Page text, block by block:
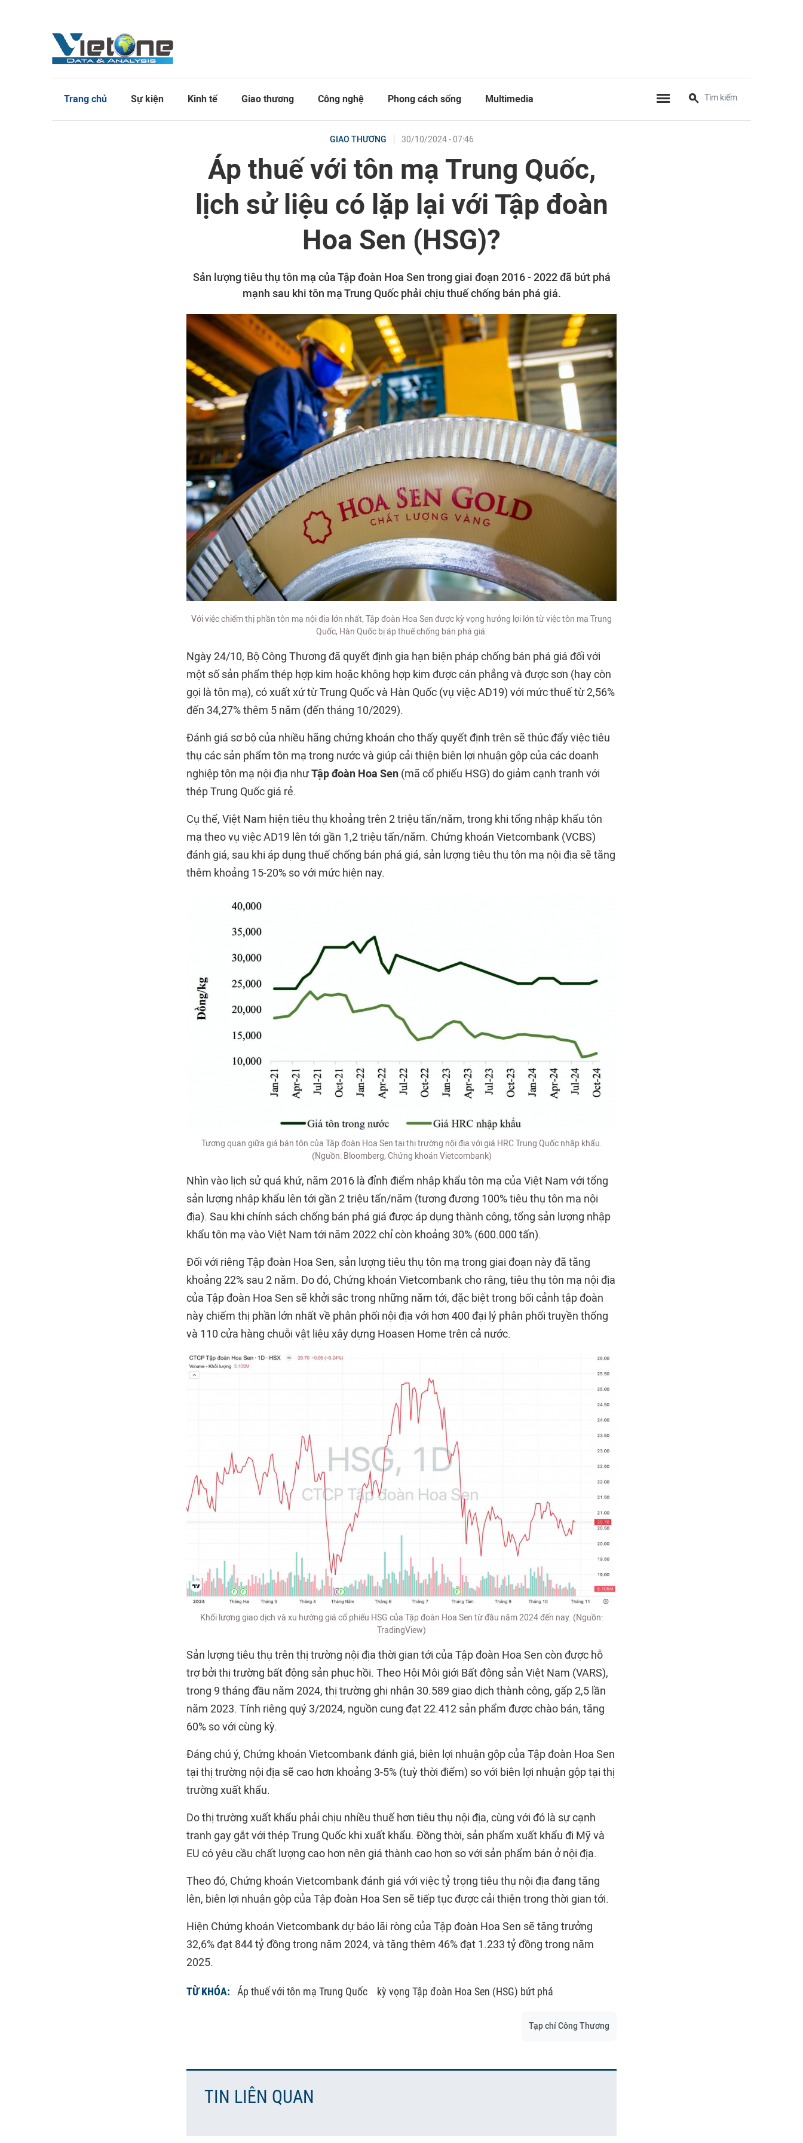
Trang chủ Sự kiện Kinh tế Giao thương Công nghệ Phong cách sống Multimedia
GIAO THƯƠNG 30/10/2024 - 07:46
Áp thuế với tôn mạ Trung Quốc,
lịch sử liệu có lặp lại với Tập đoàn
Hoa Sen (HSG)?
Sản lượng tiêu thụ tôn mạ của Tập đoàn Hoa Sen trong giai đoạn 2016 - 2022 đã bứt phá
mạnh sau khi tôn mạ Trung Quốc phải chịu thuế chống bán phá giá.
Với việc chiếm thị phần tôn mạ nội địa lớn nhất, Tập đoàn Hoa Sen được kỳ vọng hưởng lợi lớn từ việc tôn mạ Trung
Quốc, Hàn Quốc bị áp thuế chống bán phá giá.
Ngày 24/10, Bộ Công Thương đã quyết định gia hạn biện pháp chống bán phá giá đối với
một số sản phẩm thép hợp kim hoặc không hợp kim được cán phẳng và được sơn (hay còn
gọi là tôn mạ), có xuất xứ từ Trung Quốc và Hàn Quốc (vụ việc AD19) với mức thuế từ 2,56%
đến 34,27% thêm 5 năm (đến tháng 10/2029).
Đánh giá sơ bộ của nhiều hãng chứng khoán cho thấy quyết định trên sẽ thúc đẩy việc tiêu
thụ các sản phẩm tôn mạ trong nước và giúp cải thiện biên lợi nhuận gộp của các doanh
nghiệp tôn mạ nội địa nhưTập đoàn Hoa Sen (mã cổ phiếu HSG) do giảm cạnh tranh với
thép Trung Quốc giá rẻ.
Cụ thể, Việt Nam hiện tiêu thụ khoảng trên 2 triệu tấn/năm, trong khi tổng nhập khẩu tôn
mạ theo vụ việc AD19 lên tới gần 1,2 triệu tấn/năm. Chứng khoán Vietcombank (VCBS)
đánh giá, sau khi áp dụng thuế chống bán phá giá, sản lượng tiêu thụ tôn mạ nội địa sẽ tăng
thêm khoảng 15-20% so với mức hiện nay.
Tương quan giữa giá bán tôn của Tập đoàn Hoa Sen tại thị trường nội địa với giá HRC Trung Quốc nhập khẩu.
(Nguồn: Bloomberg, Chứng khoán Vietcombank)
Nhìn vào lịch sử quá khứ, năm 2016 là đỉnh điểm nhập khẩu tôn mạ của Việt Nam với tổng
sản lượng nhập khẩu lên tới gần 2 triệu tấn/năm (tương đương 100% tiêu thụ tôn mạ nội
địa). Sau khi chính sách chống bán phá giá được áp dụng thành công, tổng sản lượng nhập
khẩu tôn mạ vào Việt Nam tới năm 2022 chỉ còn khoảng 30% (600.000 tấn).
Đối với riêng Tập đoàn Hoa Sen, sản lượng tiêu thụ tôn mạ trong giai đoạn này đã tăng
khoảng 22% sau 2 năm. Do đó, Chứng khoán Vietcombank cho rằng, tiêu thụ tôn mạ nội địa
của Tập đoàn Hoa Sen sẽ khởi sắc trong những năm tới, đặc biệt trong bối cảnh tập đoàn
này chiếm thị phần lớn nhất về phân phối nội địa với hơn 400 đại lý phân phối truyền thống
và 110 cửa hàng chuỗi vật liệu xây dựng Hoasen Home trên cả nước.
Khối lượng giao dịch và xu hướng giá cổ phiếu HSG của Tập đoàn Hoa Sen từ đầu năm 2024 đến nay. (Nguồn:
TradingView)
Sản lượng tiêu thụ trên thị trường nội địa thời gian tới của Tập đoàn Hoa Sen còn được hỗ
trợ bởi thị trường bất động sản phục hồi. Theo Hội Môi giới Bất động sản Việt Nam (VARS),
trong 9 tháng đầu năm 2024, thị trường ghi nhận 30.589 giao dịch thành công, gấp 2,5 lần
năm 2023. Tính riêng quý 3/2024, nguồn cung đạt 22.412 sản phẩm được chào bán, tăng
60% so với cùng kỳ.
Đáng chú ý, Chứng khoán Vietcombank đánh giá, biên lợi nhuận gộp của Tập đoàn Hoa Sen
tại thị trường nội địa sẽ cao hơn khoảng 3-5% (tuỳ thời điểm) so với biên lợi nhuận gộp tại thị
trường xuất khẩu.
Do thị trường xuất khẩu phải chịu nhiều thuế hơn tiêu thụ nội địa, cùng với đó là sự cạnh
tranh gay gắt với thép Trung Quốc khi xuất khẩu. Đồng thời, sản phẩm xuất khẩu đi Mỹ và
EU có yêu cầu chất lượng cao hơn nên giá thành cao hơn so với sản phẩm bán ở nội địa.
Theo đó, Chứng khoán Vietcombank đánh giá với việc tỷ trọng tiêu thụ nội địa đang tăng
lên, biên lợi nhuận gộp của Tập đoàn Hoa Sen sẽ tiếp tục được cải thiện trong thời gian tới.
Hiện Chứng khoán Vietcombank dự báo lãi ròng của Tập đoàn Hoa Sen sẽ tăng trưởng
32,6% đạt 844 tỷ đồng trong năm 2024, và tăng thêm 46% đạt 1.233 tỷ đồng trong năm
2025.
TỪ KHÓA: Áp thuế với tôn mạ Trung Quốc kỳ vọng Tập đoàn Hoa Sen (HSG) bứt phá
Tạp chí Công Thương
TIN LIÊN QUAN